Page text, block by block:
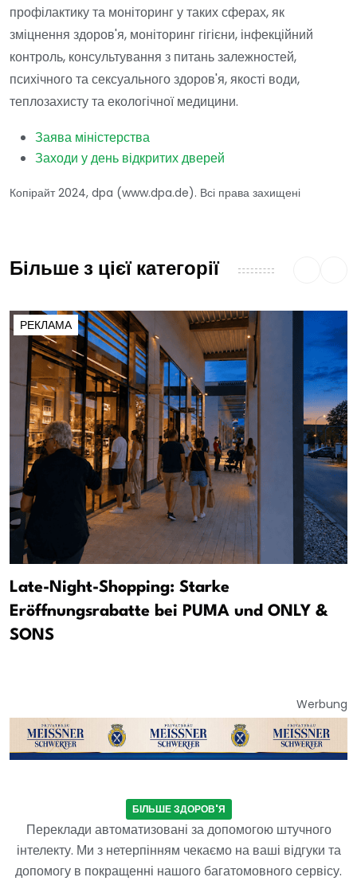
профілактику та моніторинг у таких сферах, як
зміцнення здоров'я, моніторинг гігієни, інфекційний
контроль, консультування з питань залежностей,
психічного та сексуального здоров'я, якості води,
теплозахисту та екологічної медицини.
Заява міністерства
Заходи у день відкритих дверей
Копірайт 2024, dpa (www.dpa.de). Всі права захищені
Більше з цієї категорії
РЕКЛАМА
Late-Night-Shopping: Starke
Eröffnungsrabatte bei PUMA und ONLY &
SONS
Werbung
БІЛЬШЕ ЗДОРОВ'Я
Переклади автоматизовані за допомогою штучного
інтелекту. Ми з нетерпінням чекаємо на ваші відгуки та
допомогу в покращенні нашого багатомовного сервісу.